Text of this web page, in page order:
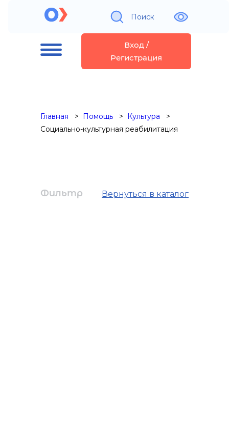
Поиск
Вход /
Регистрация
Главная Помощь
Культура
Социально-культурная реабилитация
Фильтр Вернуться в каталог